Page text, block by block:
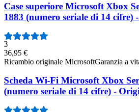
Case superiore Microsoft Xbox
1883 (numero seriale di 14 cifre)
3
36,95 €
Ricambio originale MicrosoftGaranzia a
Scheda Wi-Fi Microsoft Xbox
(numero seriale di 14 cifre) -